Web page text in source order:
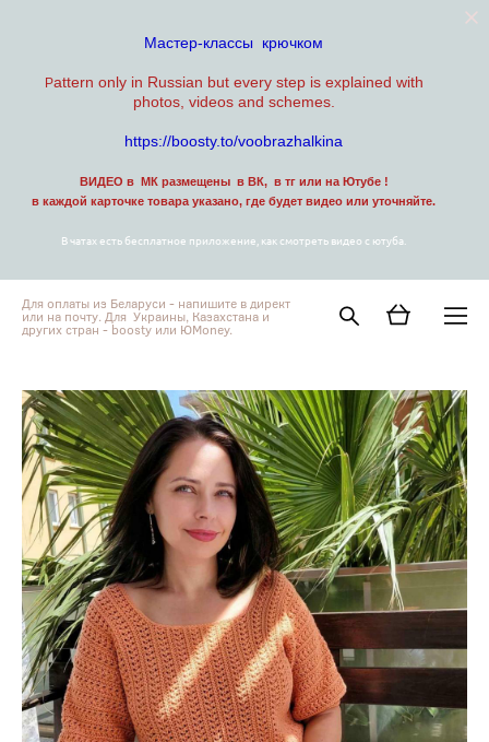
Мастер-классы крючком
Pattern only in Russian but every step is explained with
photos, videos and schemes.
https://boosty.to/voobrazhalkina
ВИДЕО в МК размещены в ВК, в тг или на Ютубе !
в каждой карточке товара указано, где будет видео или уточняйте.
В чатах есть бесплатное приложение, как смотреть видео с ютуба.
Для оплаты из Беларуси - напишите в директ
или на почту. Для Украины, Казахстана и
других стран - boosty или ЮMoney.